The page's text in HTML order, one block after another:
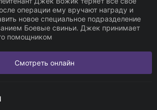
операции ему вручают награду и
новое специальное подразделение
Боевые свиньи. Джек принимает
помощником
Смотреть онлайн